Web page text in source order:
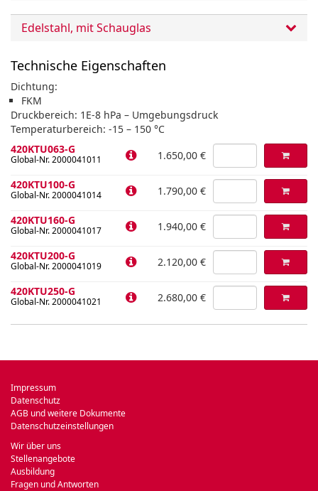
Edelstahl, mit Schauglas
Technische Eigenschaften
Dichtung:
FKM
Druckbereich: 1E-8 hPa – Umgebungsdruck
Temperaturbereich: -15 – 150 °C
420KTU063-G
Global-Nr. 2000041011 1.650,00 €
420KTU100-G
Global-Nr. 2000041014 1.790,00 €
420KTU160-G
Global-Nr. 2000041017 1.940,00 €
420KTU200-G
Global-Nr. 2000041019 2.120,00 €
420KTU250-G
Global-Nr. 2000041021 2.680,00 €
Impressum
Datenschutz
AGB und weitere Dokumente
Datenschutzeinstellungen
Wir über uns
Stellenangebote
Ausbildung
Fragen und Antworten